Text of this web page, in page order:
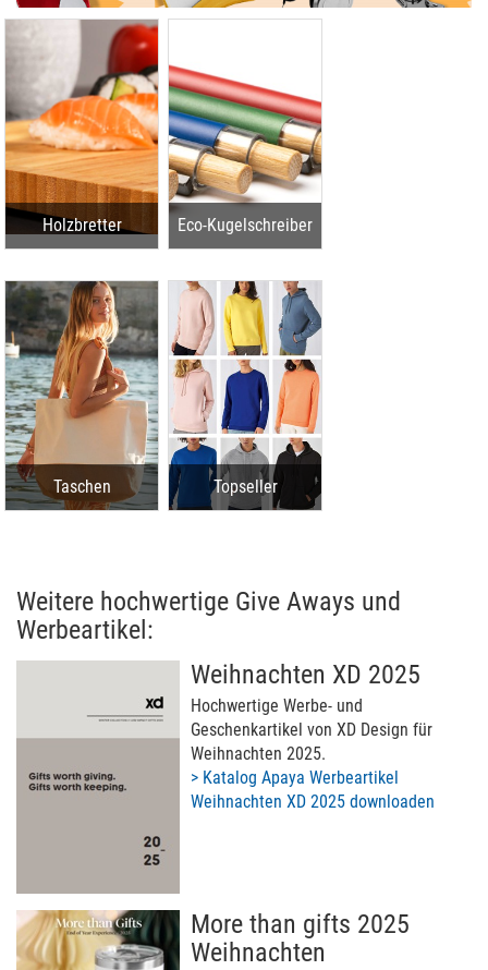
Holzbretter Eco-Kugelschreiber
Taschen Topseller
Weitere hochwertige Give Aways und
Werbeartikel:
Weihnachten XD 2025
Hochwertige Werbe- und
Geschenkartikel von XD Design für
Weihnachten 2025.
> Katalog Apaya Werbeartikel
Weihnachten XD 2025 downloaden
More than gifts 2025
Weihnachten